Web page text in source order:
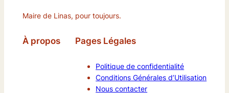
Maire de Linas, pour toujours.
À propos Pages Légales
Politique de confidentialité
Conditions Générales d’Utilisation
Nous contacter